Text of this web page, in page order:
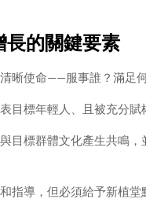
長的關鍵要素
晰使命——服事誰？滿足
目標年輕人、且被充分賦
目標群體文化產生共鳴
指導，但必須給予新植